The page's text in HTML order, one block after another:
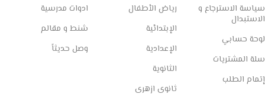
سياسة الاسترجاع و
الاستبدال
لوحة حسابي
سلة المشتريات
إتمام الطلب
رياض الأطفال
الإبتدائية
الإعدادية
الثانوية
ثانوى ازهرى
ادوات مدرسية
شنط و مقالم
وصل حديثاً